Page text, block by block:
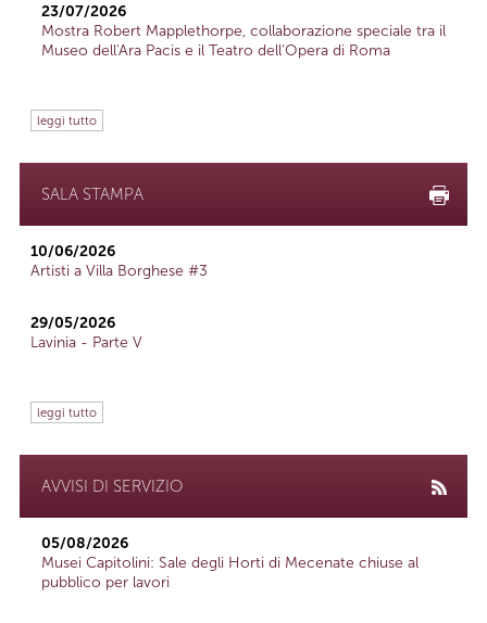
23/07/2026
Mostra Robert Mapplethorpe, collaborazione speciale tra il
Museo dell'Ara Pacis e il Teatro dell'Opera di Roma
leggi tutto
SALA STAMPA
10/06/2026
Artisti a Villa Borghese #3
29/05/2026
Lavinia - Parte V
leggi tutto
AVVISI DI SERVIZIO
05/08/2026
Musei Capitolini: Sale degli Horti di Mecenate chiuse al
pubblico per lavori